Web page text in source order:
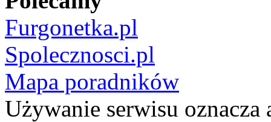
Furgonetka.pl
Spolecznosci.pl
Mapa poradników
Używanie serwisu oznacza